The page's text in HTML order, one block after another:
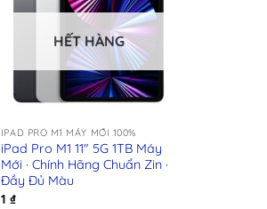
+
HẾT HÀNG
IPAD PRO M1 MÁY MỚI 100%
iPad Pro M1 11″ 5G 1TB Máy
Mới · Chính Hãng Chuẩn Zin ·
Đầy Đủ Màu
1 ₫